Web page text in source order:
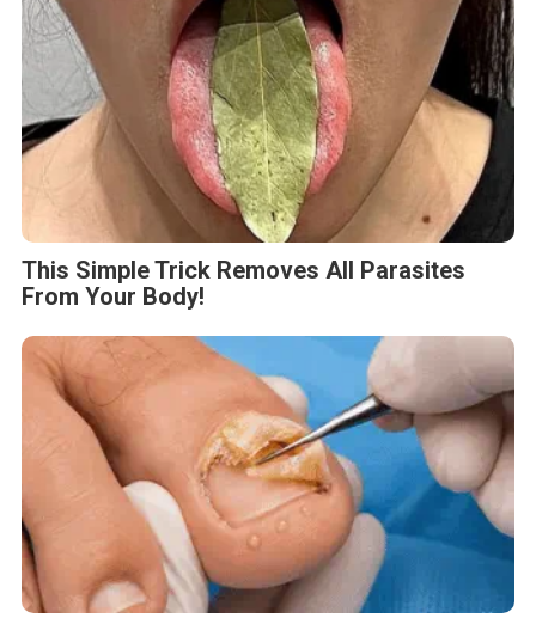
This Simple Trick Removes All Parasites
From Your Body!